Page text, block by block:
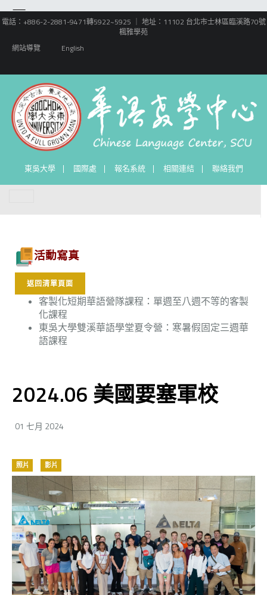
電話：+886-2-2881-9471轉5922~5925 ｜ 地址：11102 台北市士林區臨溪路70號
楓雅學苑
網站導覽
English
東吳大學 國際處 報名系統 相關連結 聯絡我們
活動寫真
返回清單頁面
客製化短期華語營隊課程：單週至八週不等的客製
化課程
東吳大學雙溪華語學堂夏令營：寒暑假固定三週華
語課程
2024.06 美國要塞軍校
01 七月 2024
照片 影片